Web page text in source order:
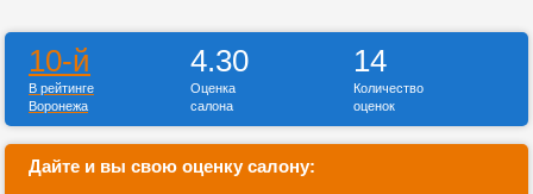
10-й
В рейтинге
Воронежа
4.30
Оценка
салона
14
Количество
оценок
Дайте и вы свою оценку салону: